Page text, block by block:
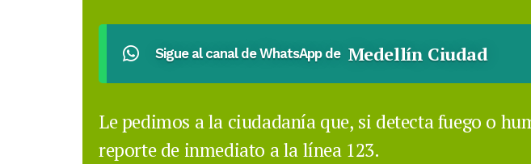
Sigue al canal de WhatsApp de Medellín Ciudad
Le pedimos a la ciudadanía que, si detecta fuego o
reporte de inmediato a la línea 123.